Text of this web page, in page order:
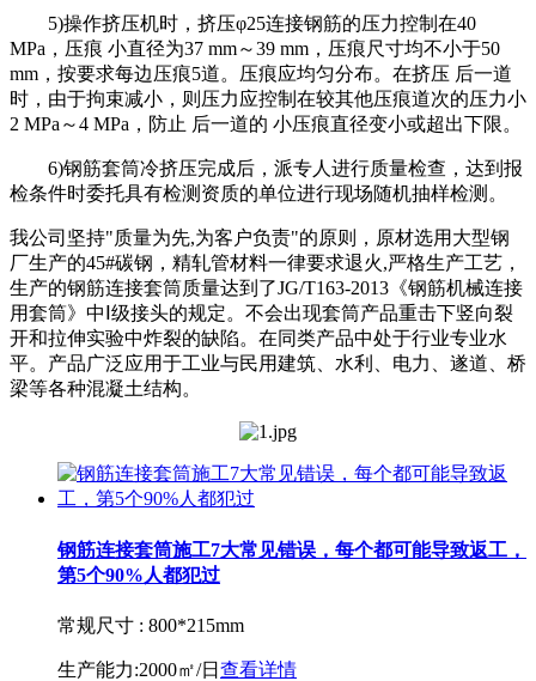
5)操作挤压机时，挤压φ25连接钢筋的压力控制在40
MPa，压痕 小直径为37 mm～39 mm，压痕尺寸均不小于50
mm，按要求每边压痕5道。压痕应均匀分布。在挤压 后一道
时，由于拘束减小，则压力应控制在较其他压痕道次的压力小
2 MPa～4 MPa，防止 后一道的 小压痕直径变小或超出下限。
6)钢筋套筒冷挤压完成后，派专人进行质量检查，达到报
检条件时委托具有检测资质的单位进行现场随机抽样检测。
我公司坚持"质量为先,为客户负责"的原则，原材选用大型钢
厂生产的45#碳钢，精轧管材料一律要求退火,严格生产工艺，
生产的钢筋连接套筒质量达到了JG/T163-2013《钢筋机械连接
用套筒》中Ⅰ级接头的规定。不会出现套筒产品重击下竖向裂
开和拉伸实验中炸裂的缺陷。在同类产品中处于行业专业水
平。产品广泛应用于工业与民用建筑、水利、电力、遂道、桥
梁等各种混凝土结构。
钢筋连接套筒施工7大常见错误，每个都可能导致返工，
第5个90%人都犯过
常规尺寸 : 800*215mm
生产能力:2000㎡/日 查看详情